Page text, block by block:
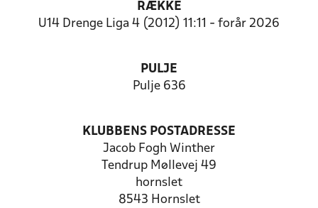
RÆKKE
U14 Drenge Liga 4 (2012) 11:11 - forår 2026
PULJE
Pulje 636
KLUBBENS POSTADRESSE
Jacob Fogh Winther
Tendrup Møllevej 49
hornslet
8543 Hornslet